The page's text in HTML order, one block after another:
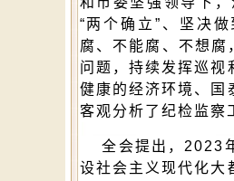
“两个确立”、坚决
腐、不能腐、不想腐
问题，持续发挥巡
健康的经济环境、国
客观分析了纪检监察
全会提出，2023年
设社会主义现代化大